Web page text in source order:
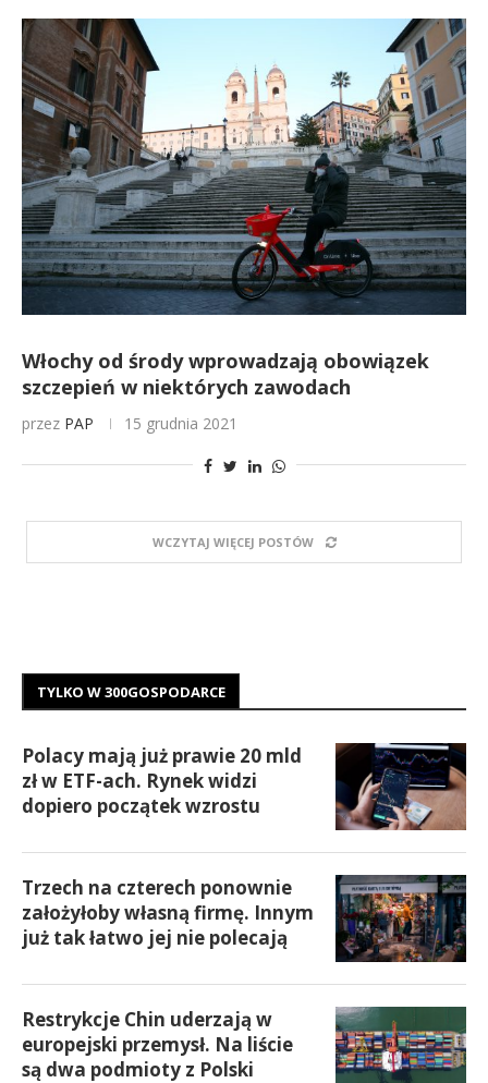
Włochy od środy wprowadzają obowiązek
szczepień w niektórych zawodach
przez PAP 15 grudnia 2021
WCZYTAJ WIĘCEJ POSTÓW
TYLKO W 300GOSPODARCE
Polacy mają już prawie 20 mld
zł w ETF-ach. Rynek widzi
dopiero początek wzrostu
Trzech na czterech ponownie
założyłoby własną firmę. Innym
już tak łatwo jej nie polecają
Restrykcje Chin uderzają w
europejski przemysł. Na liście
są dwa podmioty z Polski